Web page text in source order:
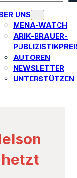
UNS
MENA-WATCH
ARIK-BRAUER-
AUTOREN​
NEWSLETTER
UNTERSTÜTZEN
hetzt